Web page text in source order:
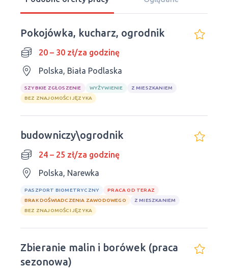
Pokojówka, kucharz, ogrodnik
20 – 30 zł/za godzinę
Polska, Biała Podlaska
SZYBKIE ZGŁOSZENIE WYŻYWIENIE
Z MIESZKANIEM
BEZ ZNAJOMOŚCI JĘZYKA
budowniczy\ogrodnik
24 – 25 zł/za godzinę
Polska, Narewka
PASZPORT BIOMETRYCZNY
PRACA OD TERAZ
BRAK DOŚWIADCZENIA ZAWODOWEGO
Z MIESZKANIEM
BEZ ZNAJOMOŚCI JĘZYKA
Zbieranie malin i borówek (praca
sezonowa)